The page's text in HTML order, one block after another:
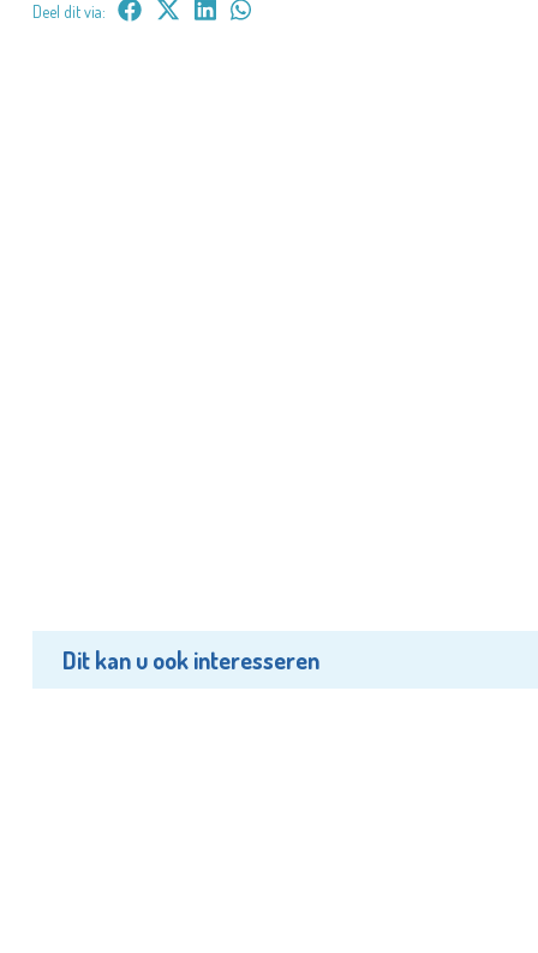
Deel dit via:
Dit kan u ook interesseren